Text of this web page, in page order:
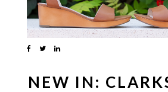
NEW IN: